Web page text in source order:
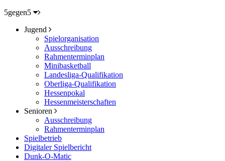
5gegen5
Jugend
Spielorganisation
Ausschreibung
Rahmenterminplan
Minibasketball
Landesliga-Qualifikation
Oberliga-Qualifikation
Hessenpokal
Hessenmeisterschaften
Senioren
Ausschreibung
Rahmenterminplan
Spielbetrieb
Digitaler Spielbericht
Dunk-O-Matic